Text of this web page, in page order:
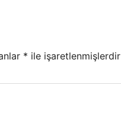
* ile işaretlenmişlerdir